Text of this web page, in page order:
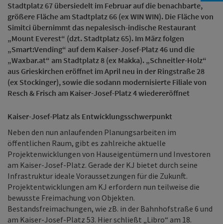
Stadtplatz 67 übersiedelt im Februar auf die benachbarte,
größere Fläche am Stadtplatz 66 (ex WIN WIN). Die Fläche von
Simitci übernimmt das nepalesisch-indische Restaurant
„Mount Everest“ (dzt. Stadtplatz 65). Im März folgen
„Smart:Vending“ auf dem Kaiser-Josef-Platz 46 und die
„Waxbar.at“ am Stadtplatz 8 (ex Makka). „Schneitler-Holz“
aus Grieskirchen eröffnet im April neu in der Ringstraße 28
(ex Stockinger), sowie die sodann modernisierte Filiale von
Resch & Frisch am Kaiser-Josef-Platz 4 wiedereröffnet
Kaiser-Josef-Platz als Entwicklungsschwerpunkt
Neben den nun anlaufenden Planungsarbeiten im
öffentlichen Raum, gibt es zahlreiche aktuelle
Projektenwicklungen von Hauseigentümern und Investoren
am Kaiser-Josef-Platz. Gerade der KJ bietet durch seine
Infrastruktur ideale Voraussetzungen für die Zukunft.
Projektentwicklungen am KJ erfordern nun teilweise die
bewusste Freimachung von Objekten.
Bestandsfreimachungen, wie zB. in der Bahnhofstraße 6 und
am Kaiser-Josef-Platz 53. Hier schließt „Libro“ am 18.